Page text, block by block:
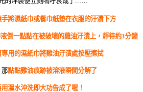
手將濕紙巾或餐巾紙墊在衣服的汙漬下方
倒一點點在被破壞的雞油汙漬上，靜待約3分鐘
專用的濕紙巾將雞油汙漬處按壓擦拭
那點點雞油痕跡被溶液瞬間分解了
溫水沖洗即大功告成了喔！